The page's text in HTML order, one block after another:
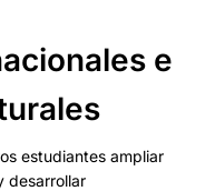
e
estudiantes ampliar
desarrollar